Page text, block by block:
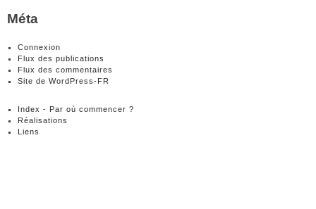
Méta
Connexion
Flux des publications
Flux des commentaires
Site de WordPress-FR
Index - Par où commencer ?
Réalisations
Liens